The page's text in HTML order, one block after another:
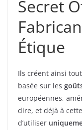
Secret
Étique
Ils créent ainsi
basée sur les
européennes,
dire, et déjà à
d’utiliser